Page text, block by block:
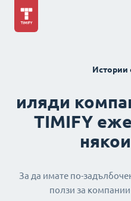
Истории
иляди
TIMIFY
За да имате по-
ползи за